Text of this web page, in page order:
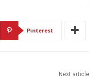
Pinterest
Next article